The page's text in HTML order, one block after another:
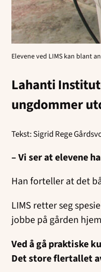
Elevene ved LIMS kan blant
Lahanti
ungdommer
Tekst: Sigrid Rege
– Vi ser at elevene
Han forteller at det
LIMS retter seg
jobbe på gården
Ved å gå praktiske
Det store flertallet